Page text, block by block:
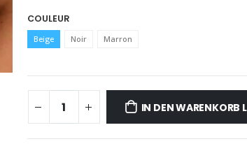
COULEUR
Beige Noir Marron
IN DEN WARENKORB